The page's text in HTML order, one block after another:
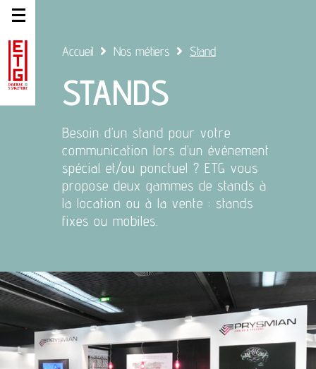
Accueil Nos métiers Stand
STANDS
Besoin d’un stand pour votre
communication lors d’un événement
spécial et/ou ponctuel ? ETG vous
propose deux gammes de stands à
la location ou à la vente : stands
fixes ou mobiles.